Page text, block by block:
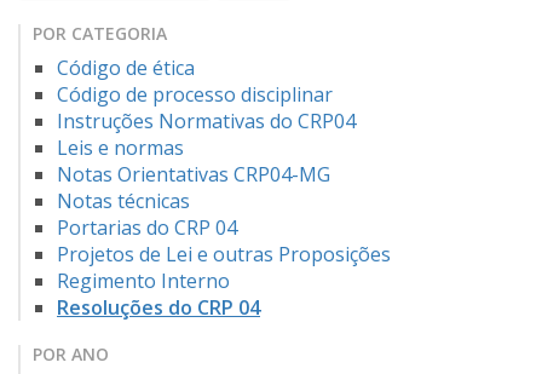
POR CATEGORIA
Código de ética
Código de processo disciplinar
Instruções Normativas do CRP04
Leis e normas
Notas Orientativas CRP04-MG
Notas técnicas
Portarias do CRP 04
Projetos de Lei e outras Proposições
Regimento Interno
Resoluções do CRP 04
POR ANO